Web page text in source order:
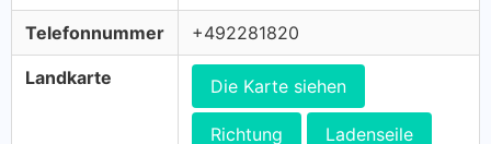
Telefonnummer +492281820
Landkarte Die Karte siehen
Richtung Ladenseile